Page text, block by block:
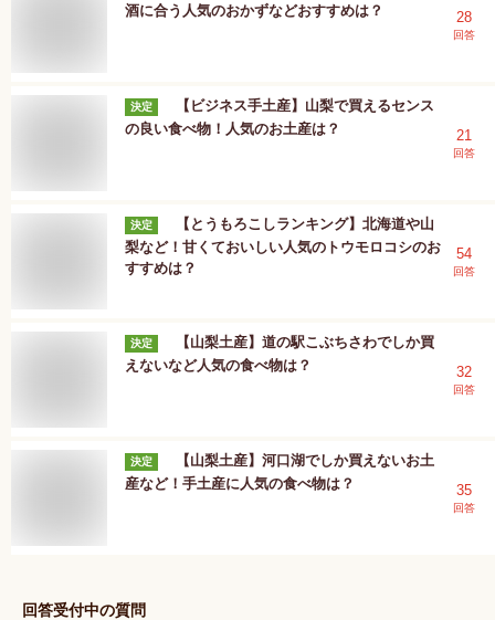
酒に合う人気のおかずなどおすすめは？
28
回答
決定
【ビジネス手土産】山梨で買えるセンス
の良い食べ物！人気のお土産は？
21
回答
決定
【とうもろこしランキング】北海道や山
梨など！甘くておいしい人気のトウモロコシのお
すすめは？
54
回答
決定
【山梨土産】道の駅こぶちさわでしか買
えないなど人気の食べ物は？
32
回答
決定
【山梨土産】河口湖でしか買えないお土
産など！手土産に人気の食べ物は？
35
回答
回答受付中の質問